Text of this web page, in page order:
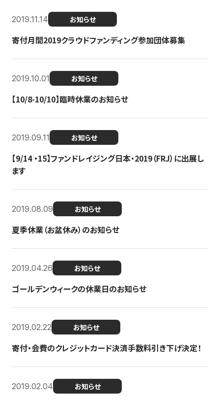
2019.11.14 お知らせ
寄付月間2019クラウドファンディング参加団体募集
2019.10.01 お知らせ
【10/8-10/10】臨時休業のお知らせ
2019.09.11 お知らせ
【9/14 ・15】ファンドレイジング日本・2019（FRJ）に出展し
ます
2019.08.09 お知らせ
夏季休業（お盆休み）のお知らせ
2019.04.26 お知らせ
ゴールデンウィークの休業日のお知らせ
2019.02.22 お知らせ
寄付・会費のクレジットカード決済手数料引き下げ決定！
2019.02.04 お知らせ